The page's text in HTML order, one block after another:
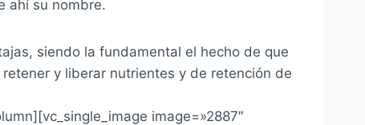
ahí su nombre.
siendo la fundamental el hecho de que
y liberar nutrientes y de retención de
image=»2887″